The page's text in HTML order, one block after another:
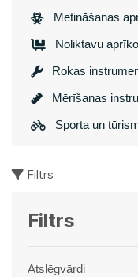
Metināšanas
Noliktavu
Rokas
Mērīšanas
Sporta un
Filtrs
Filtrs
Atslēgvārdi